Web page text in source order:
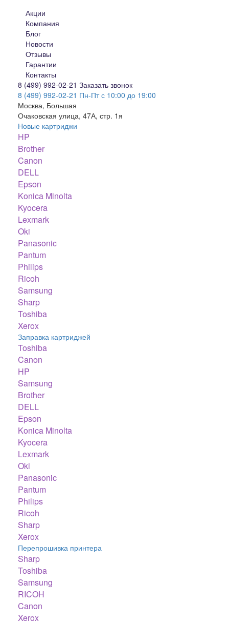
Акции
Компания
Блог
Новости
Отзывы
Гарантии
Контакты
8 (499) 992-02-21 Заказать звонок
8 (499) 992-02-21 Пн-Пт с 10:00 до 19:00
Москва, Большая
Очаковская улица, 47А, стр. 1я
Новые картриджи
HP
Brother
Canon
DELL
Epson
Konica Minolta
Kyocera
Lexmark
Oki
Panasonic
Pantum
Philips
Ricoh
Samsung
Sharp
Toshiba
Xerox
Заправка картриджей
Toshiba
Canon
HP
Samsung
Brother
DELL
Epson
Konica Minolta
Kyocera
Lexmark
Oki
Panasonic
Pantum
Philips
Ricoh
Sharp
Xerox
Перепрошивка принтера
Sharp
Toshiba
Samsung
RICOH
Canon
Xerox